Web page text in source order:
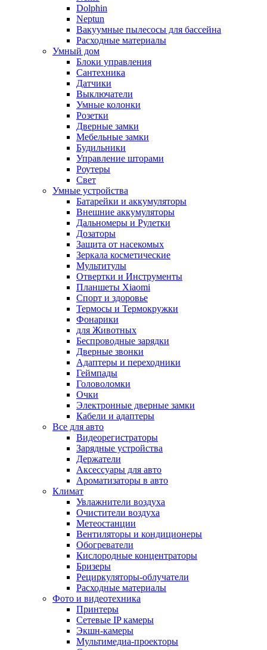
Dolphin
Neptun
Вакуумные пылесосы для бассейна
Расходные материалы
Умный дом
Блоки управления
Сантехника
Датчики
Выключатели
Умные колонки
Розетки
Дверные замки
Мебельные замки
Будильники
Управление шторами
Роутеры
Свет
Умные устройства
Батарейки и аккумуляторы
Внешние аккумуляторы
Дальномеры и Рулетки
Дозаторы
Защита от насекомых
Зеркала косметические
Мультитулы
Отвертки и Инструменты
Планшеты Xiaomi
Спорт и здоровье
Термосы и Термокружки
Фонарики
для Животных
Беспроводные зарядки
Дверные звонки
Адаптеры и переходники
Геймпады
Головоломки
Очки
Электронные дверные замки
Кабели и адаптеры
Все для авто
Видеорегистраторы
Зарядные устройства
Держатели
Аксессуары для авто
Ароматизаторы в авто
Климат
Увлажнители воздуха
Очистители воздуха
Метеостанции
Вентиляторы и кондиционеры
Обогреватели
Кислородные концентраторы
Бризеры
Рециркуляторы-облучатели
Расходные материалы
Фото и видеотехника
Принтеры
Сетевые IP камеры
Экшн-камеры
Мультимедиа-проекторы